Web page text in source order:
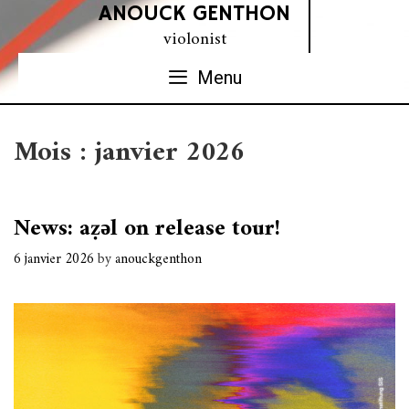
content
ANOUCK GENTHON
violonist
Menu
Mois :janvier 2026
News: aẓǝl on release tour!
6 janvier 2026byanouckgenthon